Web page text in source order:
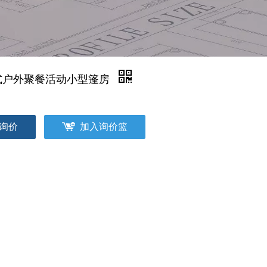
户外聚餐活动小型篷房
价 加入询价篮